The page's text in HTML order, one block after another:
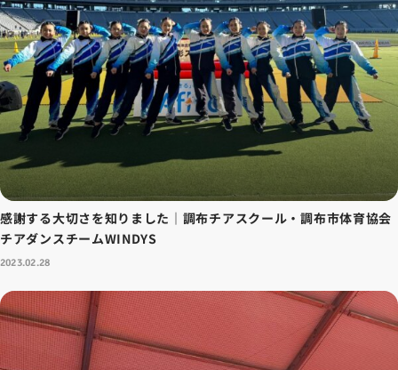
感謝する大切さを知りました｜調布チアスクール・調布市体育協会
チアダンスチームWINDYS
2023.02.28